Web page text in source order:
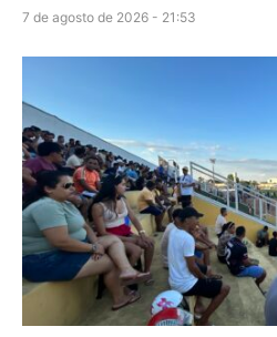
7 de agosto de 2026 - 21:53